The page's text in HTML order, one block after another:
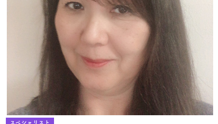
スペシャリスト